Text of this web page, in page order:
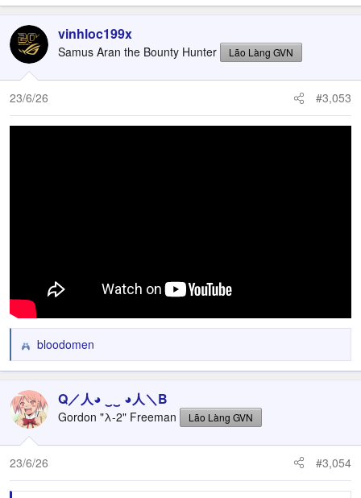
vinhloc199x
Samus Aran the Bounty Hunter Lão Làng GVN
23/6/26 #3,053
R
e
c
t
i
o
n
s
:
bloodomen
Q／人◕ ‿‿ ◕人＼B
Gordon "λ-2" Freeman Lão Làng GVN
23/6/26 #3,054